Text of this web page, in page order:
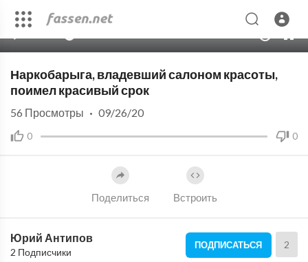
Наркобарыга, владевший салоном красоты,
поимел красивый срок
0 0
56 Просмотры · 09/26/20
Поделиться Встроить
Юрий Антипов
2 Подписчики
ПОДПИСАТЬСЯ 2